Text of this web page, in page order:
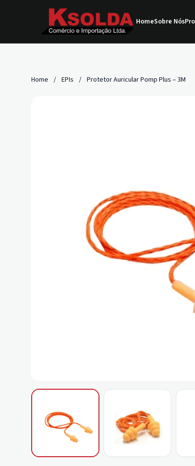
HomeSobre Nós
Home / EPIs / Protetor Auricular Pomp Plus – 3M